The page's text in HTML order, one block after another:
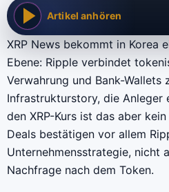
Artikel anhören
XRP News bekommt in Korea
Ebene: Ripple verbindet
Verwahrung und Bank-Wallets
Infrastrukturstory, die Anleger
den XRP-Kurs ist das aber
Deals bestätigen vor allem
Unternehmensstrategie, nicht
Nachfrage nach dem Token.